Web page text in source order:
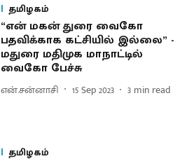
தமிழகம்
“என் மகன் துரை வைகோ
பதவிக்காக கட்சியில் இல்லை” -
மதுரை மதிமுக மாநாட்டில்
வைகோ பேச்சு
என்.சன்னாசி 15 Sep 2023 3 min read
தமிழகம்